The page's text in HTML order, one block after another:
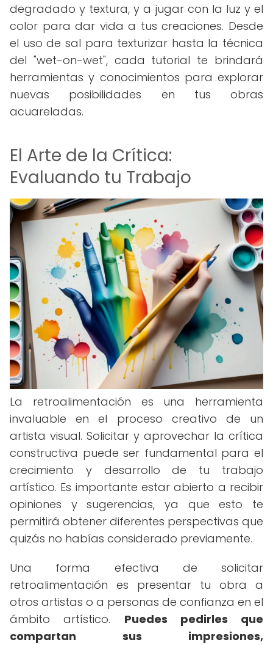
degradado y textura, y a jugar con la luz y el
color para dar vida a tus creaciones. Desde
el uso de sal para texturizar hasta la técnica
del "wet-on-wet", cada tutorial te brindará
herramientas y conocimientos para explorar
nuevas posibilidades en tus obras
acuareladas.
El Arte de la Crítica:
Evaluando tu Trabajo
La retroalimentación es una herramienta
invaluable en el proceso creativo de un
artista visual. Solicitar y aprovechar la crítica
constructiva puede ser fundamental para el
crecimiento y desarrollo de tu trabajo
artístico. Es importante estar abierto a recibir
opiniones y sugerencias, ya que esto te
permitirá obtener diferentes perspectivas que
quizás no habías considerado previamente.
Una forma efectiva de solicitar
retroalimentación es presentar tu obra a
otros artistas o a personas de confianza en el
ámbito artístico. Puedes pedirles que
compartan sus impresiones,